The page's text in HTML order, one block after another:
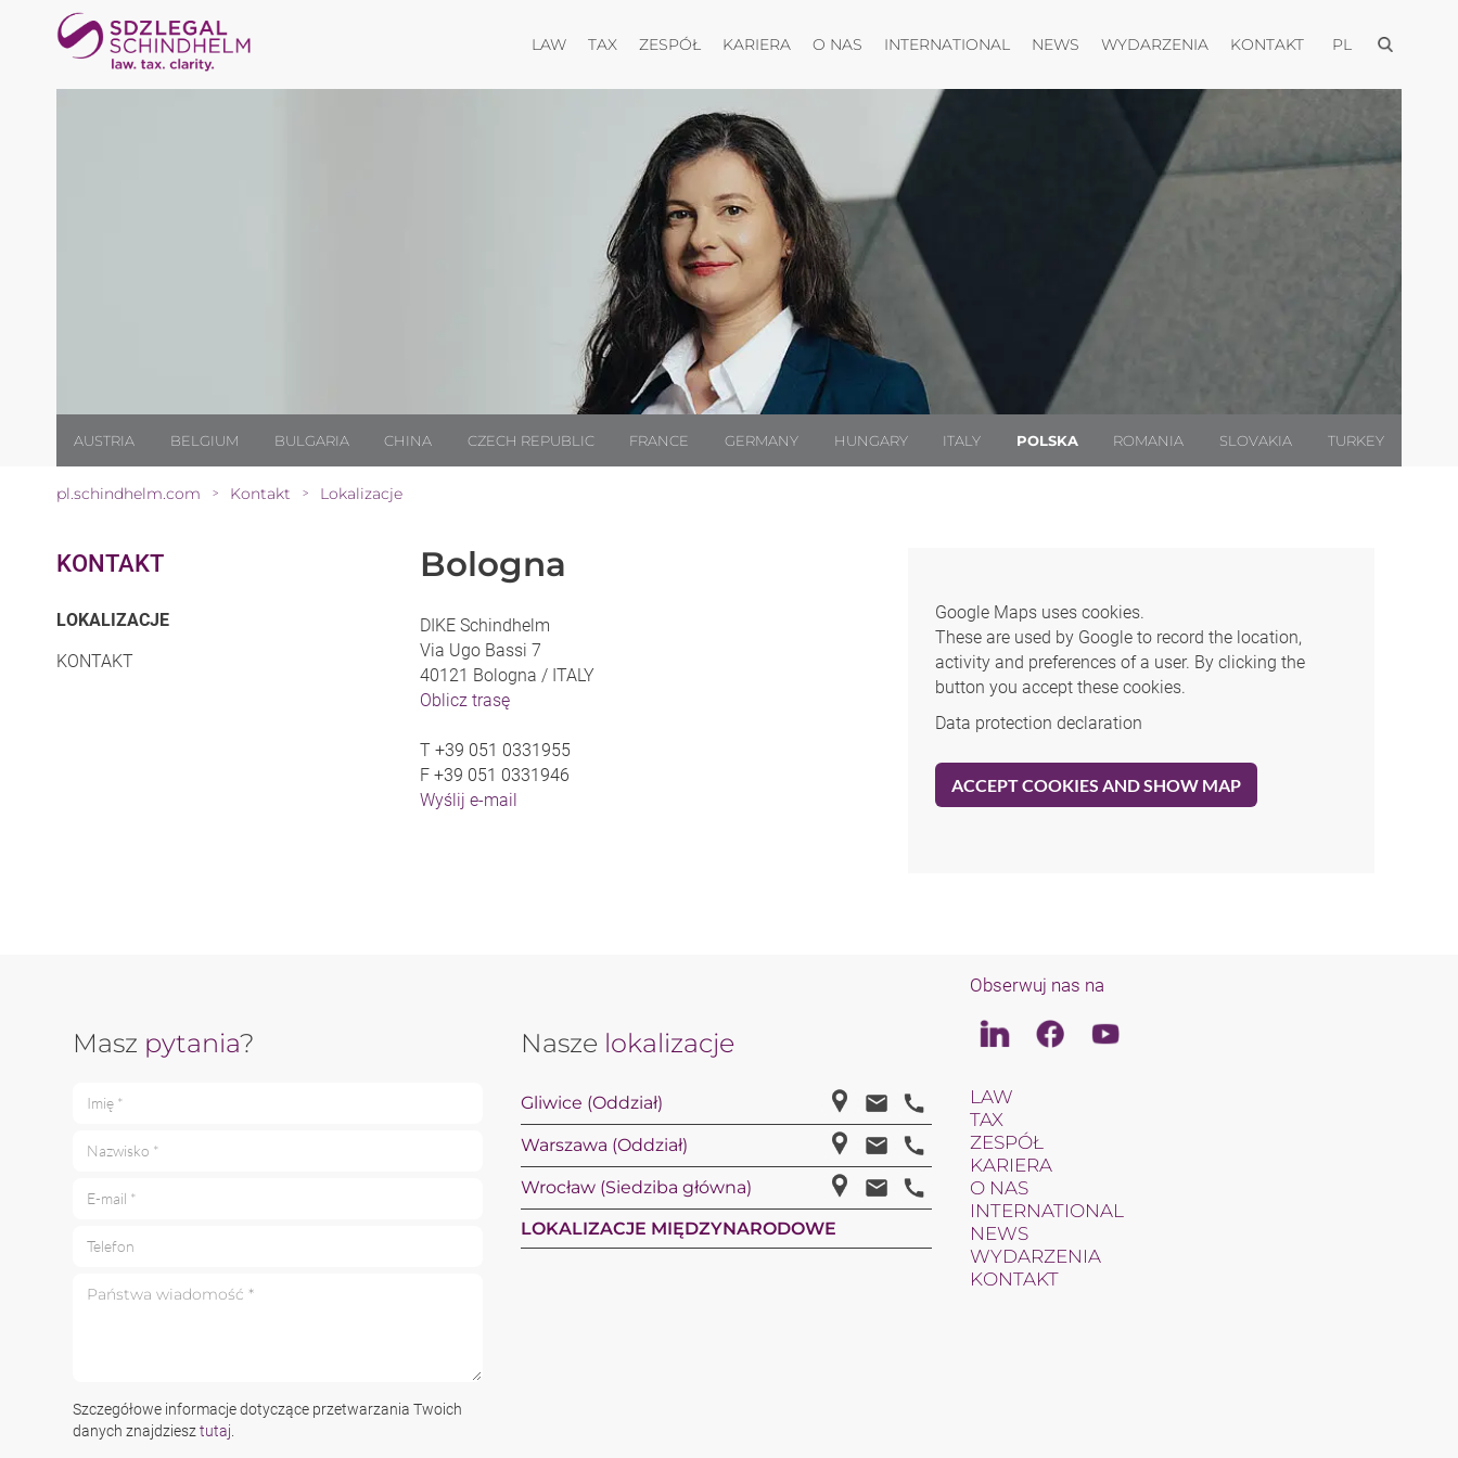
LAWOtwórz menu
TAXOtwórz menu
ZESPÓŁ KARIERAOtwórz menu
O NAS Otwórz menu
INTERNATIONAL Otwórz menu
NEWS Otwórz menu
WYDARZENIAOtwórz menu
KONTAKTOtwórz menu
PL Otwórz
AUSTRIA BELGIUM BULGARIA CHINA CZECH REPUBLIC FRANCE GERMANY HUNGARY ITALY POLSKA ROMANIA SLOVAKIA TURKEY
pl.schindhelm.com > Kontakt > Lokalizacje
KONTAKT
LOKALIZACJE(CURRENT)
KONTAKT
Bologna
DIKE Schindhelm
Via Ugo Bassi 7
40121 Bologna / ITALY
Oblicz trasę
T +39 051 0331955
F +39 051 0331946
Wyślij e-mail
Google Maps uses cookies.
These are used by Google to record the location,
activity and preferences of a user. By clicking the
button you accept these cookies.
Data protection declaration
ACCEPT COOKIES AND SHOW MAP
Masz pytania?
Imię *
Nazwisko *
E-mail *
Telefon
Szczegółowe informacje dotyczące przetwarzania Twoich
danych znajdziesz tutaj
Nasze lokalizacje
Gliwice (Oddział)
Warszawa (Oddział)
Wrocław (Siedziba główna)
LOKALIZACJE MIĘDZYNARODOWE
Obserwuj nas na
LinkedinFacebookYoutube
LAW
TAX
ZESPÓŁ
KARIERA
O NAS
INTERNATIONAL
NEWS
WYDARZENIA
KONTAKT